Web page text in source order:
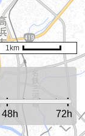
48h 72h
1km